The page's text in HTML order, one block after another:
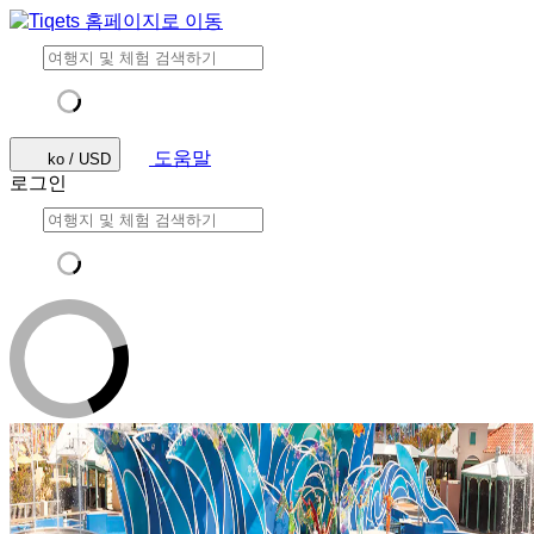
ko / USD
도움말
로그인